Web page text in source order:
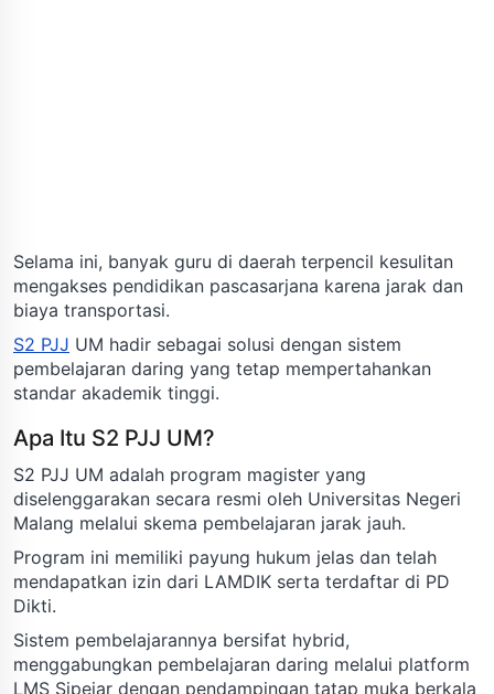
Selama ini, banyak guru di daerah terpencil kesulitan
mengakses pendidikan pascasarjana karena jarak dan
biaya transportasi.
S2 PJJ UM hadir sebagai solusi dengan sistem
pembelajaran daring yang tetap mempertahankan
standar akademik tinggi.
Apa Itu S2 PJJ UM?
S2 PJJ UM adalah program magister yang
diselenggarakan secara resmi oleh Universitas Negeri
Malang melalui skema pembelajaran jarak jauh.
Program ini memiliki payung hukum jelas dan telah
mendapatkan izin dari LAMDIK serta terdaftar di PD
Dikti.
Sistem pembelajarannya bersifat hybrid,
menggabungkan pembelajaran daring melalui platform
LMS Sipejar dengan pendampingan tatap muka berkala